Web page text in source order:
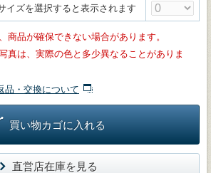
イズを選択すると表示されます
商品が確保できない場合があります。
真は、実際の色と多少異なることがありま
品・交換について
買い物カゴに入れる
直営店在庫を見る